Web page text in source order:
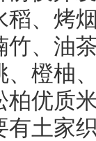
、烤
竹、油
、橙柚
柏优质
有土家